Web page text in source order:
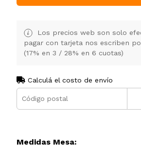
Los precios web son solo
pagar con tarjeta nos escriben
(17% en 3 / 28% en 6 cuotas)
Calculá el costo de envío
Medidas Mesa: